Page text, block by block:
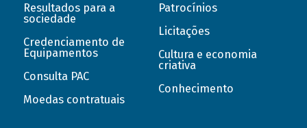
Resultados para a
sociedade
Credenciamento de
Equipamentos
Consulta PAC
Moedas contratuais
Patrocínios
Licitações
Cultura e economia
criativa
Conhecimento